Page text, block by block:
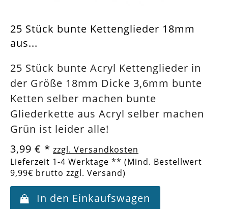
25 Stück bunte Kettenglieder 18mm
aus...
25 Stück bunte Acryl Kettenglieder in
der Größe 18mm Dicke 3,6mm bunte
Ketten selber machen bunte
Gliederkette aus Acryl selber machen
Grün ist leider alle!
3,99 € * zzgl. Versandkosten
Lieferzeit 1-4 Werktage ** (Mind. Bestellwert
9,99€ brutto zzgl. Versand)
In den Einkaufswagen